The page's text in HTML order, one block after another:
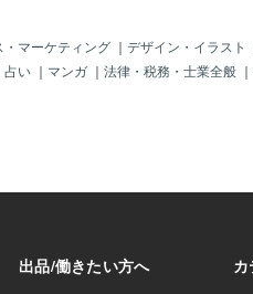
・マーケティング ｜ デザイン・イラスト
占い ｜ マンガ ｜ 法律・税務・士業全般 ｜